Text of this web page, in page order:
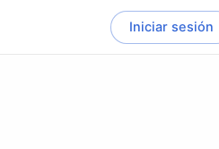
Iniciar sesión